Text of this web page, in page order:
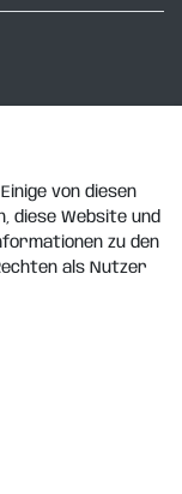
von diesen
diese Website und
zu den
als Nutzer